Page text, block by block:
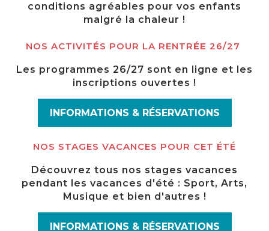
conditions agréables pour vos enfants
malgré la chaleur !
NOS ACTIVITÉS POUR LA RENTRÉE 26/27
Les programmes 26/27 sont en ligne et les
inscriptions ouvertes !
INFORMATIONS & RÉSERVATIONS
NOS STAGES VACANCES POUR CET ÉTÉ
Découvrez tous nos stages vacances
pendant les vacances d'été : Sport, Arts,
Musique et bien d'autres !
INFORMATIONS & RÉSERVATIONS